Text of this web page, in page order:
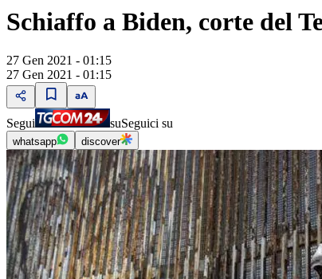
Schiaffo a Biden, corte del
27 Gen 2021 - 01:15
27 Gen 2021 - 01:15
Segui suSeguici su
whatsapp discover